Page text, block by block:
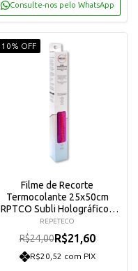
Consulte-nos pelo WhatsApp
10% OFF
Filme de Recorte
Termocolante 25x50cm
RPTCO Subli Holográfico -
Magenta Confete
REPETECO
R$24,00R$21,60
R$20,52 com PIX